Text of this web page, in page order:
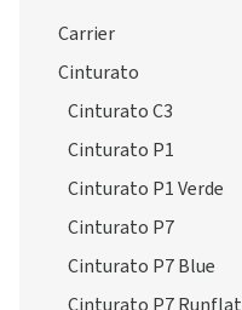
Carrier
Cinturato
Cinturato C3
Cinturato P1
Cinturato P1 Verde
Cinturato P7
Cinturato P7 Blue